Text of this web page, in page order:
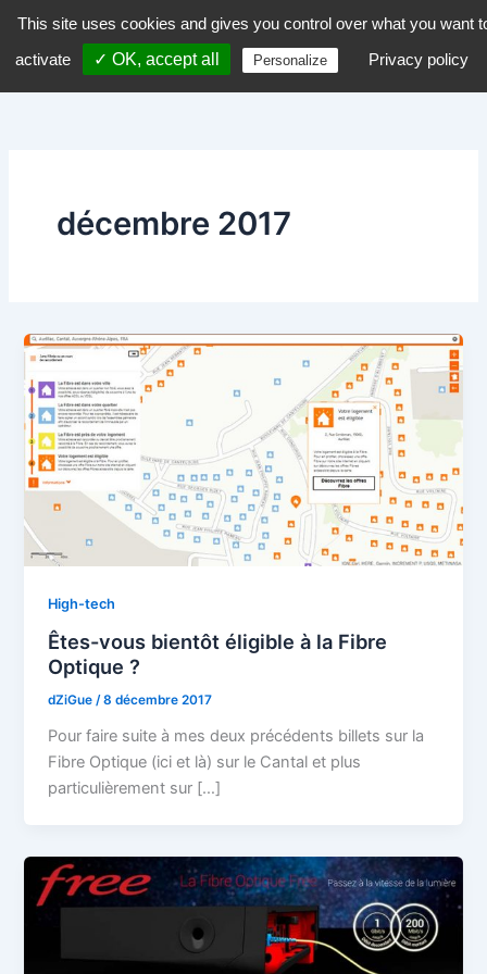
contenu
dZiGue
décembre 2017
High-tech
Êtes-vous bientôt éligible à la Fibre
Optique ?
dZiGue/8 décembre 2017
Pour faire suite à mes deux précédents billets sur la
Fibre Optique (ici et là) sur le Cantal et plus
particulièrement sur […]
This site uses cookies and gives you control over what you want
activate
✓ OK, accept all Personalize Privacy policy